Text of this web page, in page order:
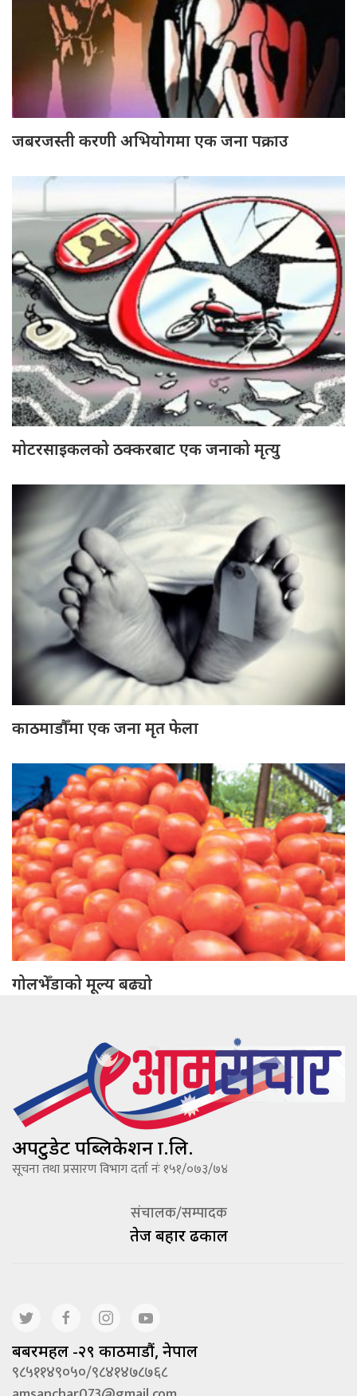
जबरजस्ती करणी अभियोगमा एक जना पक्राउ
मोटरसाइकलको ठक्करबाट एक जनाको मृत्यु
काठमाडौँमा एक जना मृत फेला
गोलभेँडाको मूल्य बढ्यो
अपटुडेट पब्लिकेशन प्रा.लि.
सूचना तथा प्रसारण विभाग दर्ता नंः १५१/०७३/७४
संचालक/सम्पादक
तेज बहादूर ढकाल
बबरमहल -२९ काठमाडौं, नेपाल
९८५११४९०५०/९८४१४७८७६८